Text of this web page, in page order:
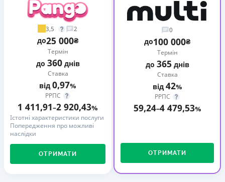
3,5 2
до25 000₴
Термін
до 360днів
Ставка
від 0,97%
РРПС
1 411,91–2 920,43%
Істотні характеристики послуги
Попередження про можливі
наслідки
ОТРИМАТИ
0
до100 000₴
Термін
до 365днів
Ставка
від 42%
РРПС
59,24–4 479,53%
ОТРИМАТИ